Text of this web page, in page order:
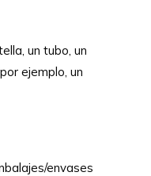
un tubo, un
ejemplo, un
envases